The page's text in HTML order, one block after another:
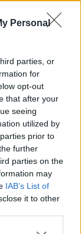
Personal
parties, or
for
opt-out
that after your
seeing
utilized by
prior to
further
parties on the
may
IAB’s List of
it to other